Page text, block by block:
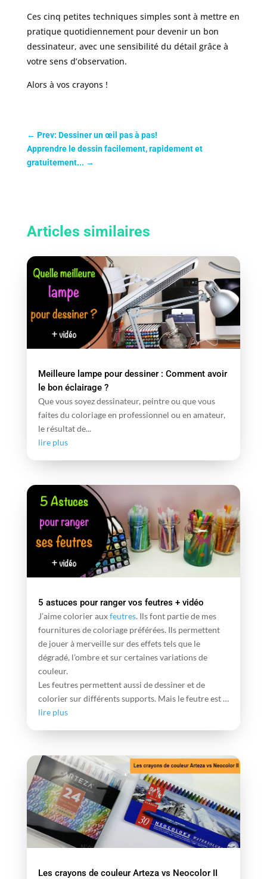
Ces cinq petites techniques simples sont à mettre en
pratique quotidiennement pour devenir un bon
dessinateur, avec une sensibilité du détail grâce à
votre sens d’observation.
Alors à vos crayons !
← Prev: Dessiner un œil pas à pas!
Apprendre le dessin facilement, rapidement et
gratuitement... →
Articles similaires
Meilleure lampe pour dessiner : Comment avoir
le bon éclairage ?
Que vous soyez dessinateur, peintre ou que vous
faites du coloriage en professionnel ou en amateur,
le résultat de...
lire plus
5 astuces pour ranger vos feutres + vidéo
J’aime colorier auxfeutres. Ils font partie de mes
fournitures de coloriage préférées. Ils permettent
de jouer à merveille sur des effets tels que le
dégradé, l’ombre et sur certaines variations de
couleur.
Les feutres permettent aussi de dessiner et de
colorier sur différents supports. Mais le feutre est …
lire plus
Les crayons de couleur Arteza vs Neocolor II